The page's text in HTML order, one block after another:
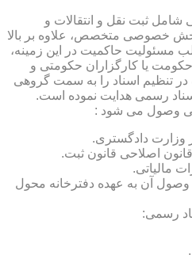
شامل ثبت نقل و انتقالات و
خصوصی متخصص، علاوه بر بالا
مسئولیت حاکمیت در این زمینه،
یا کارگزاران حکومتی و
تنظیم اسناد را به سمت گروهی
رسمی هدایت نموده است.
وصول می شود :
آن به عهده دفترخانه محول
رسمی: